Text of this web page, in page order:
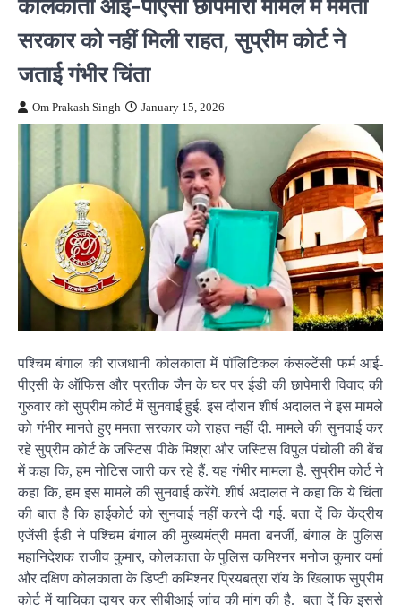
सरकार को नहीं मिली राहत, सुप्रीम कोर्ट ने
जताई गंभीर चिंता
Om Prakash Singh January 15, 2026
पश्चिम बंगाल की राजधानी कोलकाता में पॉलिटिकल कंसल्टेंसी फर्म आई-
पीएसी के ऑफिस और प्रतीक जैन के घर पर ईडी की छापेमारी विवाद की
गुरुवार को सुप्रीम कोर्ट में सुनवाई हुई. इस दौरान शीर्ष अदालत ने इस मामले
को गंभीर मानते हुए ममता सरकार को राहत नहीं दी. मामले की सुनवाई कर
रहे सुप्रीम कोर्ट के जस्टिस पीके मिश्रा और जस्टिस विपुल पंचोली की बेंच
में कहा कि, हम नोटिस जारी कर रहे हैं. यह गंभीर मामला है. सुप्रीम कोर्ट ने
कहा कि, हम इस मामले की सुनवाई करेंगे. शीर्ष अदालत ने कहा कि ये चिंता
की बात है कि हाईकोर्ट को सुनवाई नहीं करने दी गई. बता दें कि केंद्रीय
एजेंसी ईडी ने पश्चिम बंगाल की मुख्यमंत्री ममता बनर्जी, बंगाल के पुलिस
महानिदेशक राजीव कुमार, कोलकाता के पुलिस कमिश्नर मनोज कुमार वर्मा
और दक्षिण कोलकाता के डिप्टी कमिश्नर प्रियबत्रा रॉय के खिलाफ सुप्रीम
कोर्ट में याचिका दायर कर सीबीआई जांच की मांग की है. बता दें कि इससे